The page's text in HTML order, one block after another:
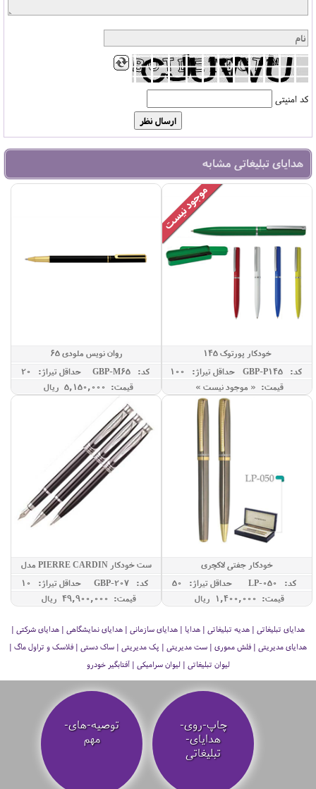
کد امنیتی
هدایای تبلیغاتی مشابه
خودکار پورتوک 145
کد: GBP-P145
حداقل تيراژ: 100
قیمت: « موجود نیست »
روان نویس ملودی 65
کد: GBP-M65
حداقل تيراژ: 20
قیمت: 5,150,000 ريال
خودکار جفتی لاکچری
کد: LP-050
حداقل تيراژ: 50
قیمت: 1,400,000 ريال
ست خودکار PIERRE CARDIN مدل
JUPITER
کد: GBP-207
حداقل تيراژ: 10
قیمت: 49,900,000 ريال
هدایای تبلیغاتی | هدیه تبلیغاتی | هدایا | هدایای سازمانی | هدایای نمایشگاهی | هدایای شرکتی |
هدایای مدیریتی | فلش مموری | ست مدیریتی | پک مدیریتی | ساک دستی | فلاسک و تراول ماگ |
لیوان تبلیغاتی | لیوان سرامیکی | آفتابگیر خودرو
چاپ-روی-
هدایای-
تبلیغاتی
توصیه‌-های-
مهم